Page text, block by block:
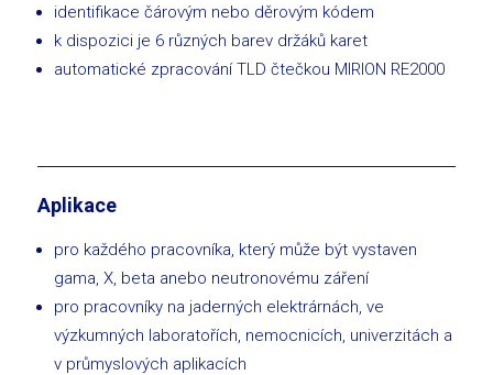
identifikace čárovým nebo děrovým kódem
k dispozici je 6 různých barev držáků karet
automatické zpracování TLD čtečkou MIRION RE2000
Aplikace
pro každého pracovníka, který může být vystaven
gama, X, beta anebo neutronovému záření
pro pracovníky na jaderných elektrárnách, ve
výzkumných laboratořích, nemocnicích, univerzitách a
v průmyslových aplikacích